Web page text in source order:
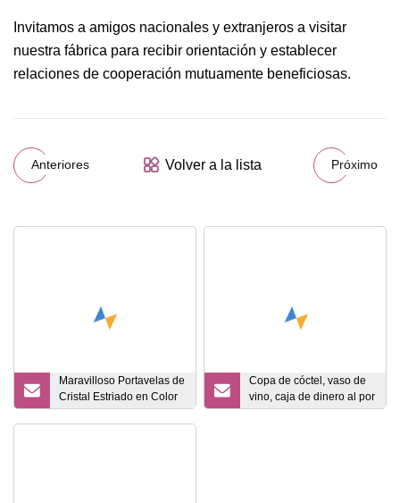
Invitamos a amigos nacionales y extranjeros a visitar
nuestra fábrica para recibir orientación y establecer
relaciones de cooperación mutuamente beneficiosas.
Anteriores Volver a la lista Próximo
Maravilloso Portavelas de
Cristal Estriado en Color
Verde
Copa de cóctel, vaso de
vino, caja de dinero al por
mayor, vasos Vasos,